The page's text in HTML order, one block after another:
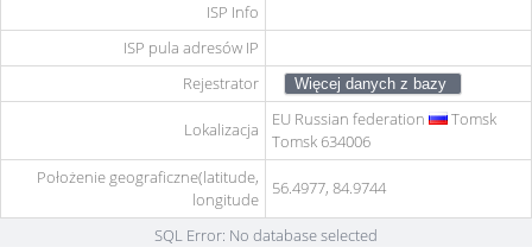
ISP Info
ISP pula adresów IP
Rejestrator
Lokalizacja EU Russian federation
Tomsk
Tomsk 634006
Położenie geograficzne(latitude,
longitude
56.4977, 84.9744
SQL Error: No database selected